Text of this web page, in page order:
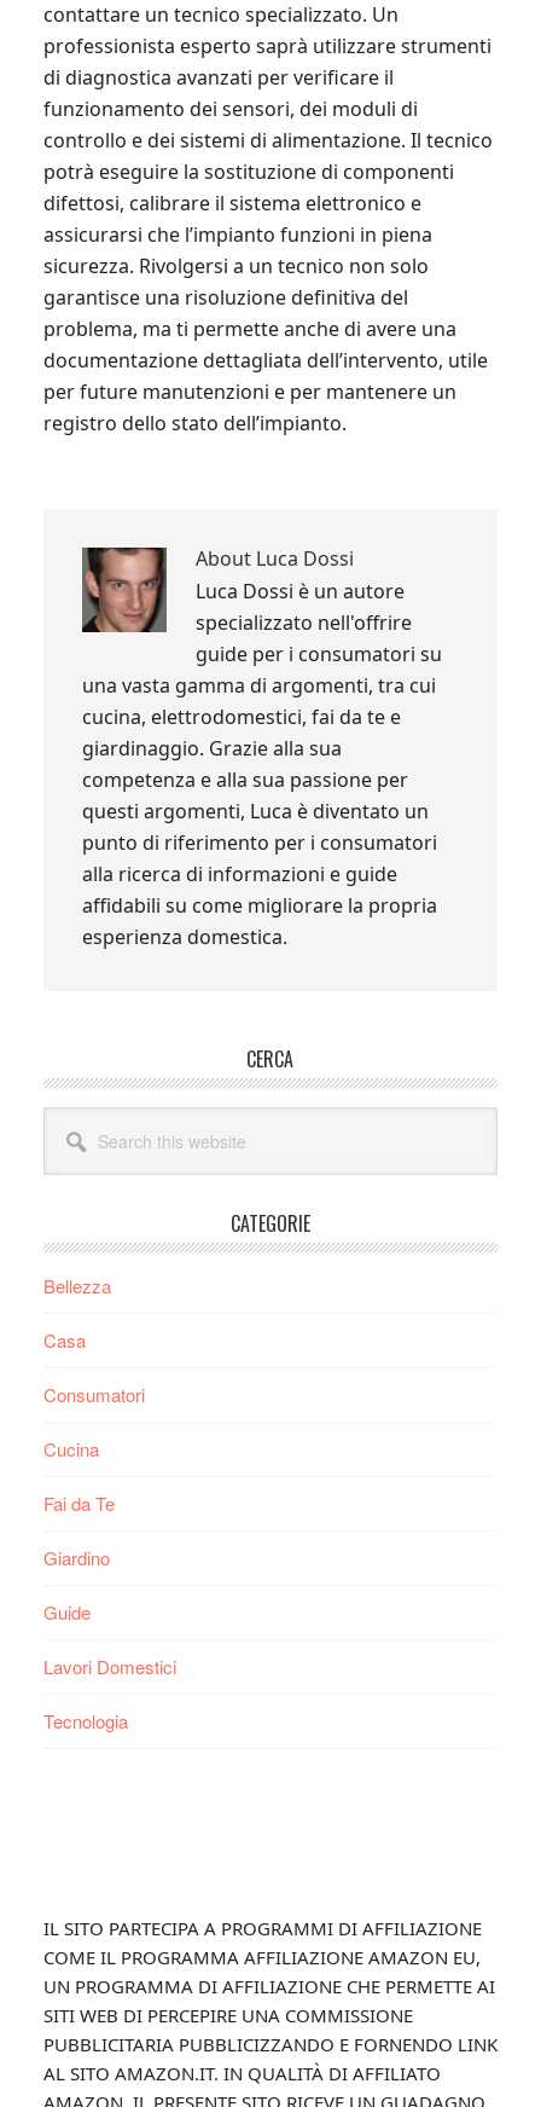
contattare un tecnico specializzato. Un
professionista esperto saprà utilizzare strumenti
di diagnostica avanzati per verificare il
funzionamento dei sensori, dei moduli di
controllo e dei sistemi di alimentazione. Il tecnico
potrà eseguire la sostituzione di componenti
difettosi, calibrare il sistema elettronico e
assicurarsi che l’impianto funzioni in piena
sicurezza. Rivolgersi a un tecnico non solo
garantisce una risoluzione definitiva del
problema, ma ti permette anche di avere una
documentazione dettagliata dell’intervento, utile
per future manutenzioni e per mantenere un
registro dello stato dell’impianto.
About Luca Dossi
Luca Dossi è un autore
specializzato nell'offrire
guide per i consumatori su
una vasta gamma di argomenti, tra cui
cucina, elettrodomestici, fai da te e
giardinaggio. Grazie alla sua
competenza e alla sua passione per
questi argomenti, Luca è diventato un
punto di riferimento per i consumatori
alla ricerca di informazioni e guide
affidabili su come migliorare la propria
esperienza domestica.
Sidebar
CERCA
this
website
CATEGORIE
Bellezza
Casa
Consumatori
Cucina
Fai da Te
Giardino
Guide
Lavori Domestici
Tecnologia
Footer
IL SITO PARTECIPA A PROGRAMMI DI AFFILIAZIONE
COME IL PROGRAMMA AFFILIAZIONE AMAZON EU,
UN PROGRAMMA DI AFFILIAZIONE CHE PERMETTE AI
SITI WEB DI PERCEPIRE UNA COMMISSIONE
PUBBLICITARIA PUBBLICIZZANDO E FORNENDO LINK
AL SITO AMAZON.IT. IN QUALITÀ DI AFFILIATO